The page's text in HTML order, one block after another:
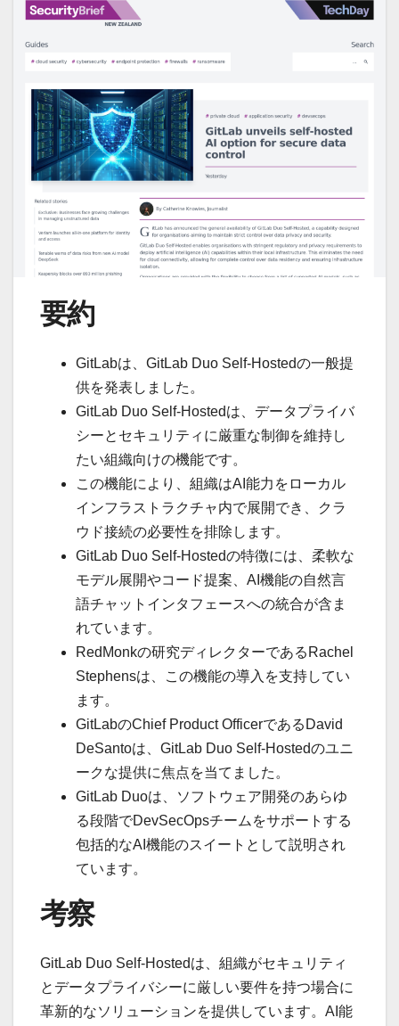
要約
GitLabは、GitLab Duo Self-Hostedの一般提
供を発表しました。
GitLab Duo Self-Hostedは、データプライバ
シーとセキュリティに厳重な制御を維持し
たい組織向けの機能です。
この機能により、組織はAI能力をローカル
インフラストラクチャ内で展開でき、クラ
ウド接続の必要性を排除します。
GitLab Duo Self-Hostedの特徴には、柔軟な
モデル展開やコード提案、AI機能の自然言
語チャットインタフェースへの統合が含ま
れています。
RedMonkの研究ディレクターであるRachel
Stephensは、この機能の導入を支持してい
ます。
GitLabのChief Product OfficerであるDavid
DeSantoは、GitLab Duo Self-Hostedのユニ
ークな提供に焦点を当てました。
GitLab Duoは、ソフトウェア開発のあらゆ
る段階でDevSecOpsチームをサポートする
包括的なAI機能のスイートとして説明され
ています。
考察
GitLab Duo Self-Hostedは、組織がセキュリティ
とデータプライバシーに厳しい要件を持つ場合に
革新的なソリューションを提供しています。AI能